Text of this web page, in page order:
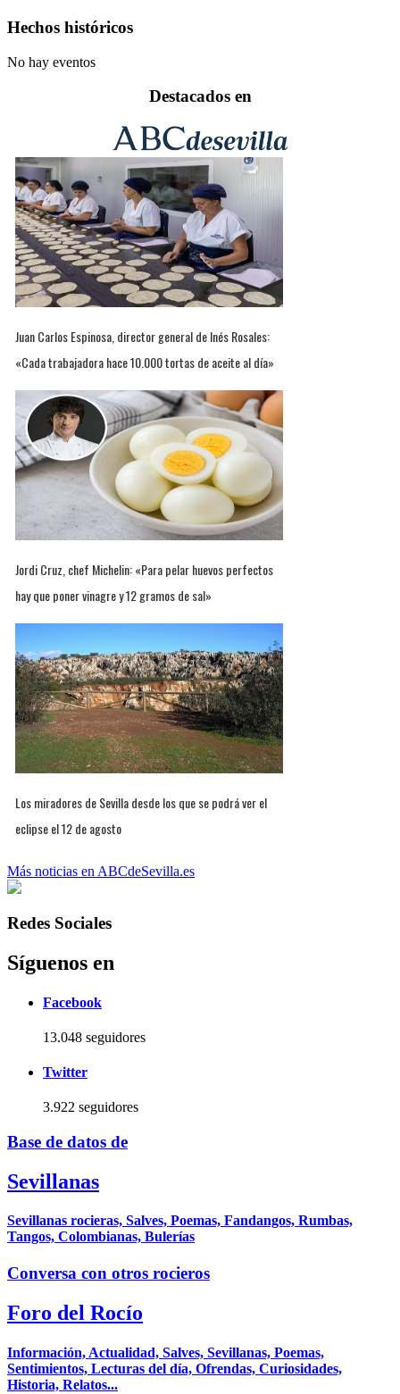
Hechos históricos
No hay eventos
Destacados en
Juan Carlos Espinosa, director general de Inés Rosales:
«Cada trabajadora hace 10.000 tortas de aceite al día»
Jordi Cruz, chef Michelin: «Para pelar huevos perfectos
hay que poner vinagre y 12 gramos de sal»
Los miradores de Sevilla desde los que se podrá ver el
eclipse el 12 de agosto
Más noticias en ABCdeSevilla.es
Redes Sociales
Síguenos en
Facebook
13.048 seguidores
Twitter
3.922 seguidores
Base de datos de
Sevillanas
Sevillanas rocieras, Salves, Poemas, Fandangos, Rumbas,
Tangos, Colombianas, Bulerías
Conversa con otros rocieros
Foro del Rocío
Información, Actualidad, Salves, Sevillanas, Poemas,
Sentimientos, Lecturas del día, Ofrendas, Curiosidades,
Historia, Relatos...